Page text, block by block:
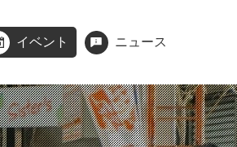
イベント ニュース